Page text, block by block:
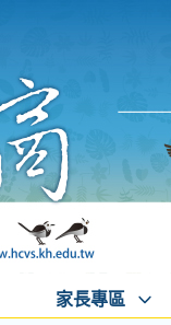
家長專區